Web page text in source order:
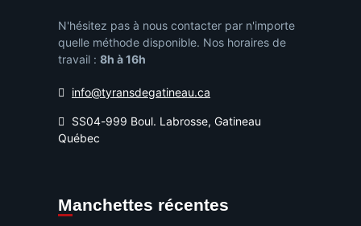
N'hésitez pas à nous contacter par n'importe
quelle méthode disponible. Nos horaires de
travail : 8h à 16h
info@tyransdegatineau.ca
SS04-999 Boul. Labrosse, Gatineau
Québec
Manchettes récentes